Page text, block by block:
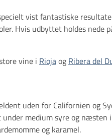
vist fantastiske
Hvis udbyttet holdes
vine i Riojaog Ribera del
uden for Californien og
medium syre og
og karamel.